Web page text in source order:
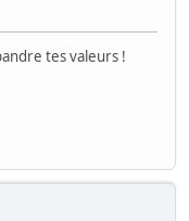
tes valeurs !